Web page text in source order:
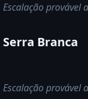
Escalação provável
Serra Branca
Escalação provável